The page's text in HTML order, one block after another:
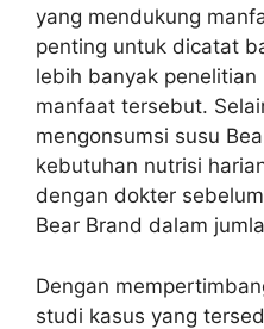
yang mendukung
penting untuk dicatat
lebih banyak
manfaat tersebut.
mengonsumsi susu
kebutuhan nutrisi
dengan dokter
Bear Brand dalam
Dengan
studi kasus yang